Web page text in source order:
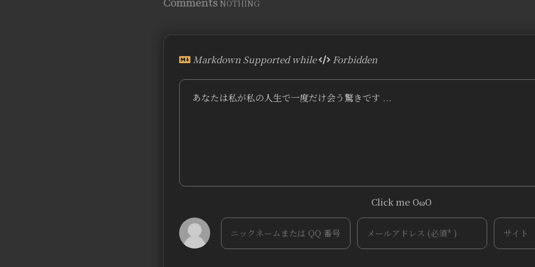
NOTHING
Markdown Supported while Forbidden
あなたは私が私の人生で一度だけ会う驚きです ...
Click me OωO